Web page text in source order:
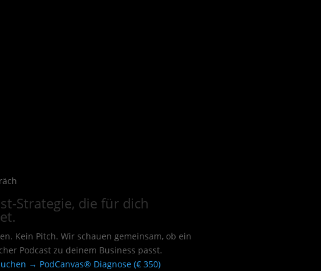
Strategie, die für dich
Kein Pitch. Wir schauen gemeinsam, ob ein
Podcast zu deinem Business passt.
→ PodCanvas® Diagnose (€ 350)